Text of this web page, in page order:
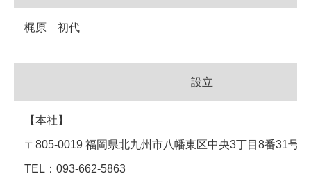
梶原 初代
設立
【本社】
〒805-0019 福岡県北九州市八幡東区中央3丁目8番31号
TEL：093-662-5863